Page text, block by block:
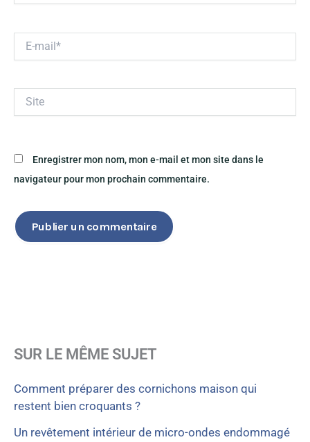
mail*
Enregistrer mon nom, mon e-mail et mon site dans le
navigateur pour mon prochain commentaire.
SUR LE MÊME SUJET
Comment préparer des cornichons maison qui
restent bien croquants ?
Un revêtement intérieur de micro-ondes endommagé